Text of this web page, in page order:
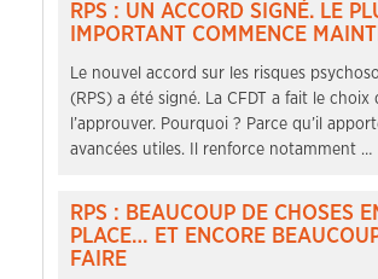
RPS : UN ACCORD SIGNÉ. LE
IMPORTANT COMMENCE
Le nouvel accord sur les risques
(RPS) a été signé. La CFDT a fait le choix
l’approuver. Pourquoi ? Parce qu’il
avancées utiles. Il renforce notamment …
RPS : BEAUCOUP DE CHOSES
PLACE… ET ENCORE
FAIRE